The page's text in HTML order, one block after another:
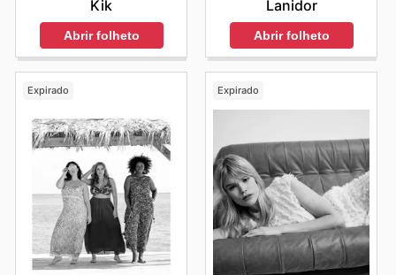
Kik
Abrir folheto
Lanidor
Abrir folheto
Expirado Expirado